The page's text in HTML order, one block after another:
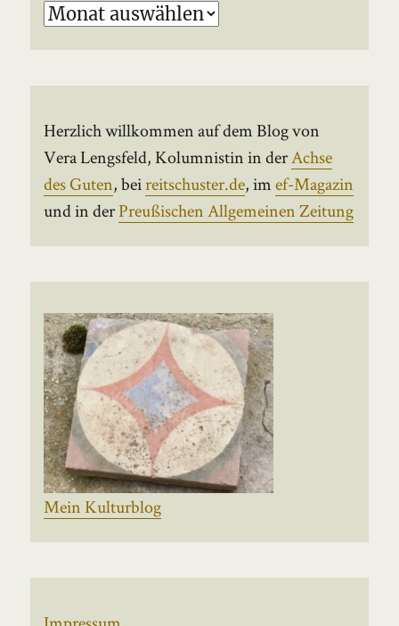
Archiv
Herzlich willkommen auf dem Blog von
Vera Lengsfeld, Kolumnistin in derAchse
des Guten, beireitschuster.de, imef-Magazin
und in derPreußischen Allgemeinen Zeitung
Mein Kulturblog